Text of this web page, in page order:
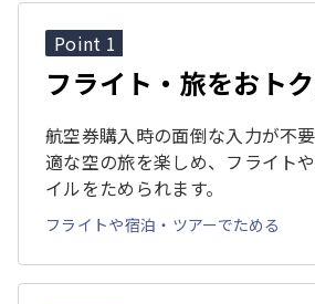
Point 1
フライト・旅をおト
航空券購入時の面倒な入力が不
適な空の旅を楽しめ、フライト
イルをためられます。
フライトや宿泊・ツアーでためる